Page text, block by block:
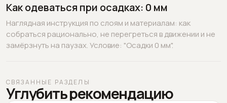
Как одеваться при осадках: 0 мм
Наглядная инструкция по слоям и материалам: как
собраться рационально, не перегреться в движении и не
замёрзнуть на паузах. Условие: "Осадки 0 мм".
СВЯЗАННЫЕ РАЗДЕЛЫ
Углубить рекомендацию